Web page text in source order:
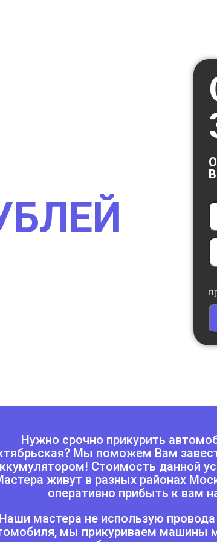
Нужно срочно прикурить
Мы поможем Вам
Стоимость данной
живут в разных районах
оперативно прибыть к вам
Наши мастера не использую провода
мы прикуриваем